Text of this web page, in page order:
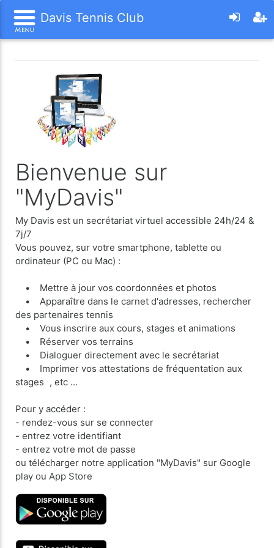
Davis Tennis Club
Bienvenue sur
"MyDavis"
My Davis est un secrétariat virtuel accessible 24h/24 &
7j/7
Vous pouvez, sur votre smartphone, tablette ou
ordinateur (PC ou Mac) :
• Mettre à jour vos coordonnées et photos
• Apparaître dans le carnet d'adresses, rechercher
des partenaires tennis
• Vous inscrire aux cours, stages et animations
• Réserver vos terrains
• Dialoguer directement avec le secrétariat
• Imprimer vos attestations de fréquentation aux
stages , etc ...
Pour y accéder :
- rendez-vous sur se connecter
- entrez votre identifiant
- entrez votre mot de passe
ou télécharger notre application "MyDavis" sur Google
play ou App Store